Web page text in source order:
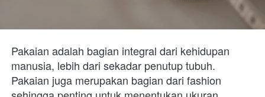
Pakaian adalah bagian integral dari kehidupan
manusia, lebih dari sekadar penutup tubuh.
Pakaian juga merupakan bagian dari fashion